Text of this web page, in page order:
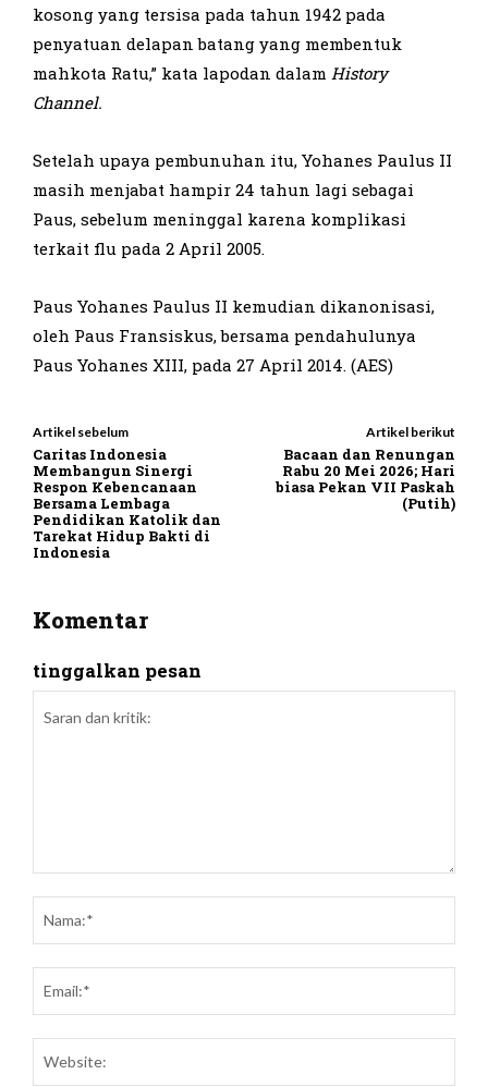
kosong yang tersisa pada tahun 1942 pada
penyatuan delapan batang yang membentuk
mahkota Ratu,” kata lapodan dalam History
Channel.
Setelah upaya pembunuhan itu, Yohanes Paulus II
masih menjabat hampir 24 tahun lagi sebagai
Paus, sebelum meninggal karena komplikasi
terkait flu pada 2 April 2005.
Paus Yohanes Paulus II kemudian dikanonisasi,
oleh Paus Fransiskus, bersama pendahulunya
Paus Yohanes XIII, pada 27 April 2014. (AES)
Artikel sebelum
Caritas Indonesia
Membangun Sinergi
Respon Kebencanaan
Bersama Lembaga
Pendidikan Katolik dan
Tarekat Hidup Bakti di
Indonesia
Artikel berikut
Bacaan dan Renungan
Rabu 20 Mei 2026; Hari
biasa Pekan VII Paskah
(Putih)
Komentar
tinggalkan pesan
kritik: